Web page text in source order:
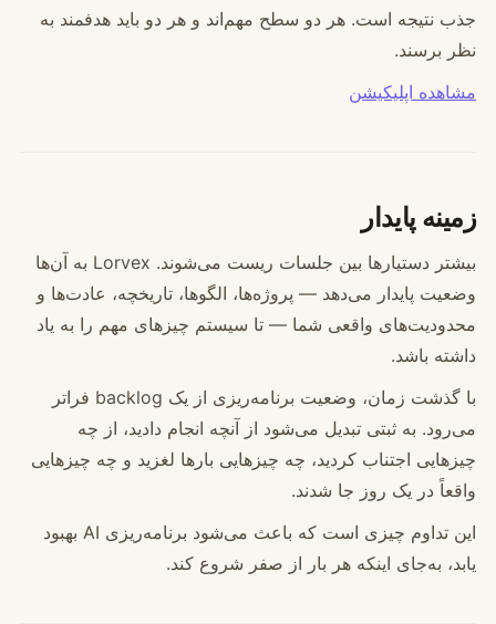
جذب نتیجه است. هر دو سطح مهم‌اند و هر دو باید هدفمند به
نظر برسند.
مشاهده اپلیکیشن
زمینه پایدار
بیشتر دستیارها بین جلسات ریست می‌شوند. Lorvex به آن‌ها
وضعیت پایدار می‌دهد — پروژه‌ها، الگوها، تاریخچه، عادت‌ها و
محدودیت‌های واقعی شما — تا سیستم چیزهای مهم را به یاد
داشته باشد.
با گذشت زمان، وضعیت برنامه‌ریزی از یک backlog فراتر
می‌رود. به ثبتی تبدیل می‌شود از آنچه انجام دادید، از چه
چیزهایی اجتناب کردید، چه چیزهایی بارها لغزید و چه چیزهایی
واقعاً در یک روز جا شدند.
این تداوم چیزی است که باعث می‌شود برنامه‌ریزی AI بهبود
یابد، به‌جای اینکه هر بار از صفر شروع کند.